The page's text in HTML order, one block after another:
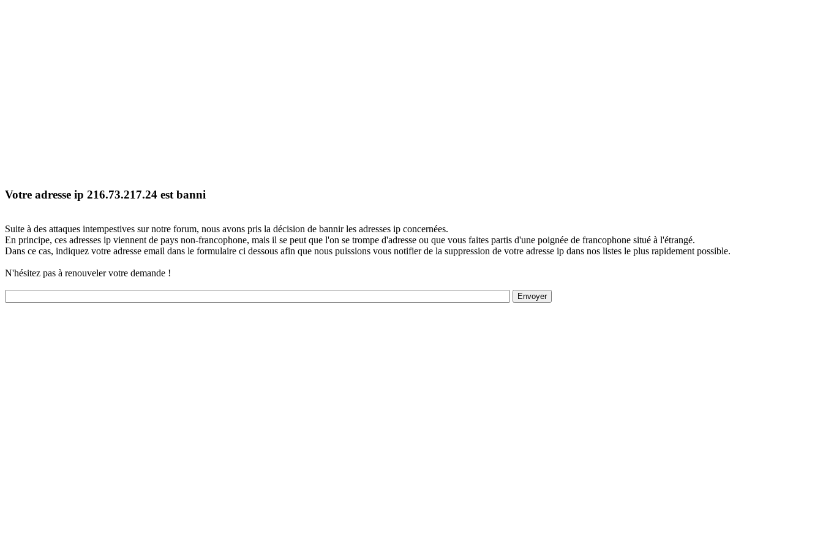
Votre adresse ip 216.73.217.24 est banni
Suite à des attaques intempestives sur notre forum, nous avons pris la décision de bannir les adresses ip concernées.
En principe, ces adresses ip viennent de pays non-francophone, mais il se peut que l'on se trompe d'adresse ou que vous faites partis d'une poignée de francophone situé à l'étrangé.
Dans ce cas, indiquez votre adresse email dans le formulaire ci dessous afin que nous puissions vous notifier de la suppression de votre adresse ip dans nos listes le plus rapidement possible.
N'hésitez pas à renouveler votre demande !